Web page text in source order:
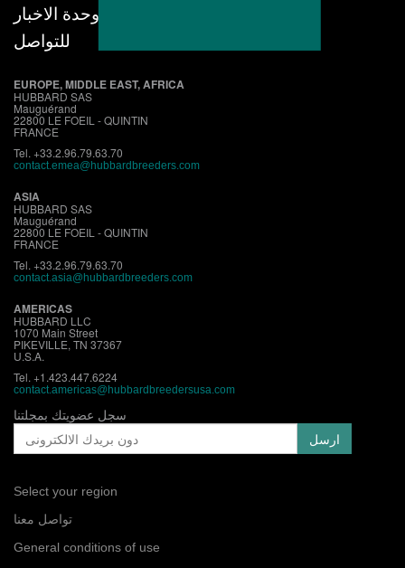
وحدة الاخبار
للتواصل
EUROPE, MIDDLE EAST, AFRICA
HUBBARD SAS
Mauguérand
22800 LE FOEIL - QUINTIN
FRANCE
Tel. +33.2.96.79.63.70
contact.emea@hubbardbreeders.com
ASIA
HUBBARD SAS
Mauguérand
22800 LE FOEIL - QUINTIN
FRANCE
Tel. +33.2.96.79.63.70
contact.asia@hubbardbreeders.com
AMERICAS
HUBBARD LLC
1070 Main Street
PIKEVILLE, TN 37367
U.S.A.
Tel. +1.423.447.6224
contact.americas@hubbardbreedersusa.com
سجل عضويتك بمجلتنا
Select your region
تواصل معنا
General conditions of use